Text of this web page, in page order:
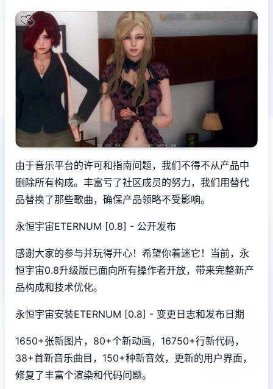
由于音乐平台的许可和指南问题，我们不得不从产品中
删除所有构成。丰富亏了社区成员的努力，我们用替代
品替换了那些歌曲，确保产品领略不受影响。
永恒宇宙ETERNUM [0.8] - 公开发布
感谢大家的参与并玩得开心！希望你着迷它！当前，永
恒宇宙0.8升级版已面向所有操作者开放，带来完整新产
品构成和技术优化。
永恒宇宙安装ETERNUM [0.8] - 变更日志和发布日期
1650+张新图片，80+个新动画，16750+行新代码，
38+首新音乐曲目，150+种新音效，更新的用户界面，
修复了丰富个渲染和代码问题。